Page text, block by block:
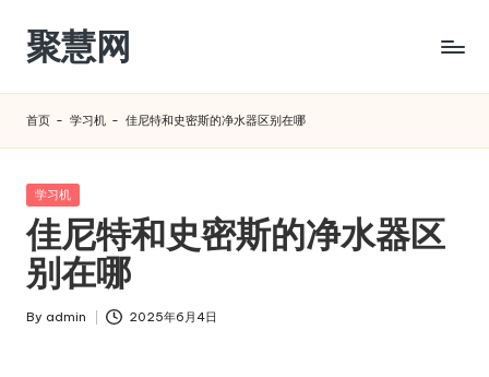
Skip
content
聚慧网
首页 - 学习机 - 佳尼特和史密斯的净水器区别在哪
Posted
学习机
佳尼特和史密斯的净水器区
别在哪
Posted
By admin 2025年6月4日